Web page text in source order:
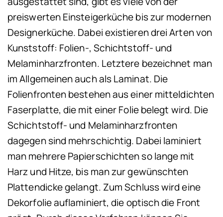
preiswerten Einsteigerküche bis zur modernen
Designerküche. Dabei existieren drei Arten von
Kunststoff: Folien-, Schichtstoff- und
Melaminharzfronten. Letztere bezeichnet man
im Allgemeinen auch als Laminat. Die
Folienfronten bestehen aus einer mitteldichten
Faserplatte, die mit einer Folie belegt wird. Die
Schichtstoff- und Melaminharzfronten
dagegen sind mehrschichtig. Dabei laminiert
man mehrere Papierschichten so lange mit
Harz und Hitze, bis man zur gewünschten
Plattendicke gelangt. Zum Schluss wird eine
Dekorfolie auflaminiert, die optisch die Front